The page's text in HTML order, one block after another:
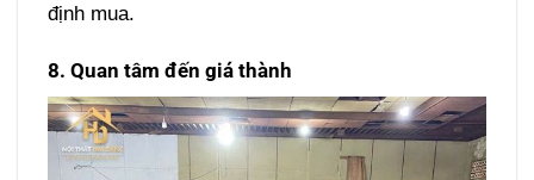
định mua.
8. Quan tâm đến giá thành